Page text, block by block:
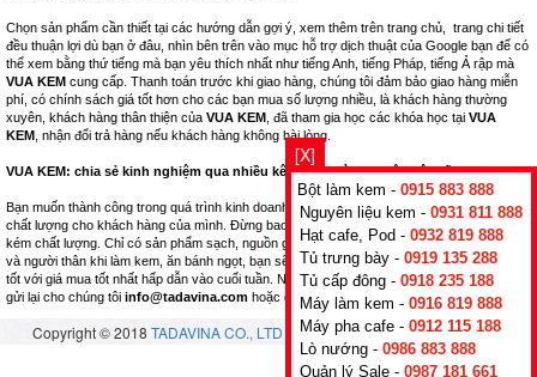
Chọn sản phẩm cần thiết tại các hướng dẫn gợi ý, xem thêm trên trang chủ, trang chi tiết
đều thuận lợi dù bạn ở đâu, nhìn bên trên vào mục hỗ trợ dịch thuật của Google bạn để có
thể xem bằng thứ tiếng mà bạn yêu thích nhất như tiếng Anh, tiếng Pháp, tiếng Ả rập mà
VUA KEM cung cấp. Thanh toán trước khi giao hàng, chúng tôi đảm bảo giao hàng miễn
phí, có chính sách giá tốt hơn cho các bạn mua số lượng nhiều, là khách hàng thường
xuyên, khách hàng thân thiện của VUA KEM , đã tham gia học các khóa học tại VUA
KEM , nhận đổi trả hàng nếu khách hàng không hài lòng.
VUA KEM: chia sẻ kinh nghiệm qua nhiều kênh bán hàng thuộc hệ thống.
Bạn muốn thành công trong quá trình kinh doanh nhà hàng, hãy nghĩ tới những sản phẩm
chất lượng cho khách hàng của mình. Đừng bao giờ kinh doanh những mặt hàng nhái,
kém chất lượng. Chỉ có sản phẩm sạch, nguồn gốc xuất xứ rõ ràng, tốt cho sức khỏe bạn
và người thân khi làm kem, ăn bánh ngọt, bạn sẽ thành công. Đừng bỏ lỡ cơ hội mua hàng
tốt với giá mua tốt nhất hấp dẫn vào cuối tuần. Nhận nhiều, trả ít! Nếu có thắc mắc, hãy
gửi lại cho chúng tôi info@tadavina.com hoặc gọi điện +84 24 3906 8888
Copyright © 2018 TADAVINA CO., LTD - All rights reserved.Vuakem.com
[X]
Bột làm kem - 0915 883 888
Nguyên liệu kem - 0931 811 888
Hạt cafe, Pod - 0932 819 888
Tủ trưng bày - 0919 135 288
Tủ cấp đông - 0918 235 188
Máy làm kem - 0916 819 888
Máy pha cafe - 0912 115 188
Lò nướng - 0986 883 888
Quản lý Sale - 0987 181 661